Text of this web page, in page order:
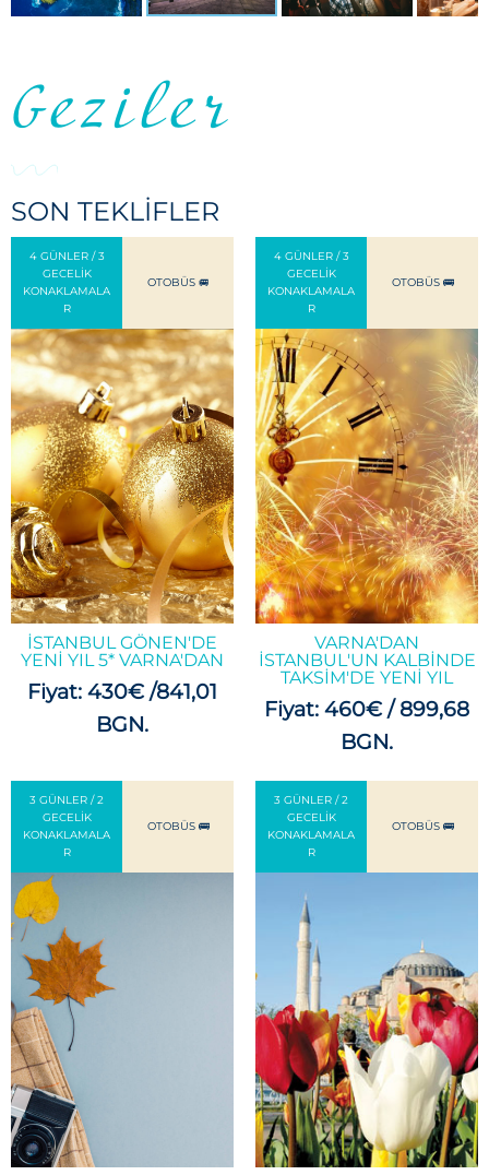
Geziler
SON TEKLIFLER
4 GÜNLER / 3
GECELIK
KONAKLAMALA
R
OTOBÜS 🚐
İSTANBUL GÖNEN'DE
YENI YIL 5* VARNA'DAN
Fiyat: 430€ /841,01
BGN.
4 GÜNLER / 3
GECELIK
KONAKLAMALA
R
OTOBÜS 🚌
VARNA'DAN
İSTANBUL'UN KALBINDE
TAKSIM'DE YENI YIL
Fiyat: 460€ / 899,68
BGN.
3 GÜNLER / 2
GECELIK
KONAKLAMALA
R
OTOBÜS 🚌
3 GÜNLER / 2
GECELIK
KONAKLAMALA
R
OTOBÜS 🚌